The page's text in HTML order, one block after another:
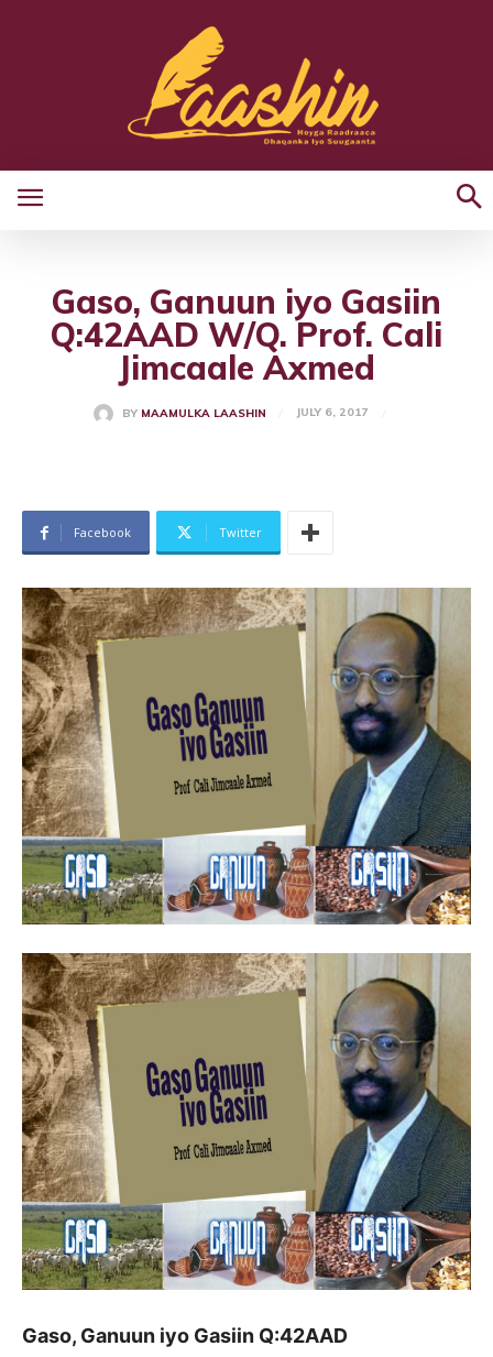
Gaso, Ganuun iyo Gasiin
Q:42AAD W/Q. Prof. Cali
Jimcaale Axmed
BY MAAMULKA LAASHIN JULY 6, 2017
Facebook Twitter
Gaso, Ganuun iyo Gasiin Q:42AAD